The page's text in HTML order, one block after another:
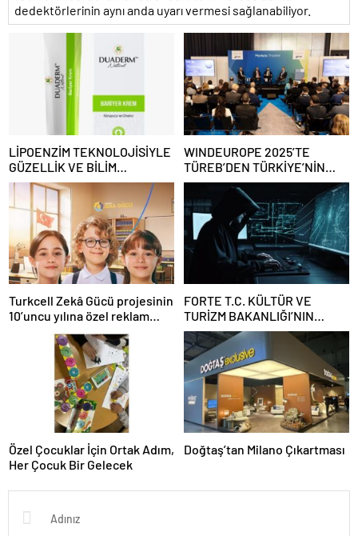
dedektörlerinin aynı anda uyarı vermesi sağlanabiliyor.
LİPOENZİM TEKNOLOJİSİYLE
GÜZELLİK VE BİLİM
BULUŞUYOR
WINDEUROPE 2025’TE
TÜREB’DEN TÜRKİYE’NİN
RÜZGAR SEKTÖRÜNE
YÖNELİK GÜÇLÜ ÇAĞRI
Turkcell Zekâ Gücü projesinin
10’uncu yılına özel reklam
filmi yayında
FORTE T.C. KÜLTÜR VE
TURİZM BAKANLIĞI’NIN
SİBER GÜVENLİĞİ İÇİN STM
İLE İŞ BİRLİĞİ YAPTI
Özel Çocuklar İçin Ortak Adım,
Her Çocuk Bir Gelecek
Doğtaş’tan Milano Çıkartması